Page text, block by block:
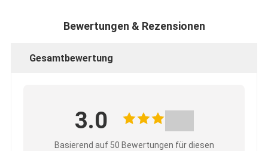
Bewertungen & Rezensionen
Gesamtbewertung
3.0
Basierend auf 50 Bewertungen für diesen